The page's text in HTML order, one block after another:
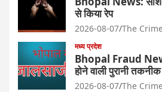
से किया रेप
2026-08-07 The
मध्य प्रदेश
Bhopal Fraud
होने वाली पुरानी
2026-08-07 The